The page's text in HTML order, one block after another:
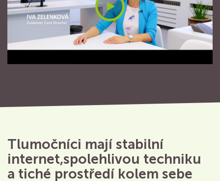
Tlumočníci mají stabilní
internet,spolehlivou techniku
a tiché prostředí kolem sebe